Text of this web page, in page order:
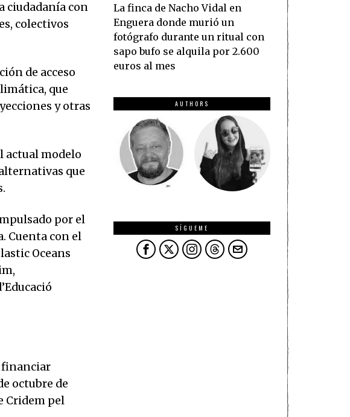
ciudadanía con
colectivos
de acceso
que
y otras
actual modelo
que
por el
Cuenta con el
Oceans
financiar
octubre de
Cridem pel
La finca de Nacho Vidal en
Enguera donde murió un
fotógrafo durante un ritual con
sapo bufo se alquila por 2.600
euros al mes
AUTHORS
SÍGUEME